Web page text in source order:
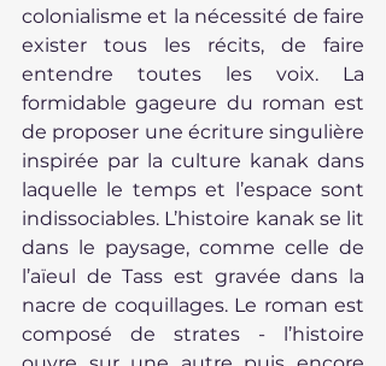
colonialisme et la nécessité de faire
exister tous les récits, de faire
entendre toutes les voix. La
formidable gageure du roman est
de proposer une écriture singulière
inspirée par la culture kanak dans
laquelle le temps et l’espace sont
indissociables. L’histoire kanak se lit
dans le paysage, comme celle de
l’aïeul de Tass est gravée dans la
nacre de coquillages. Le roman est
composé de strates - l’histoire